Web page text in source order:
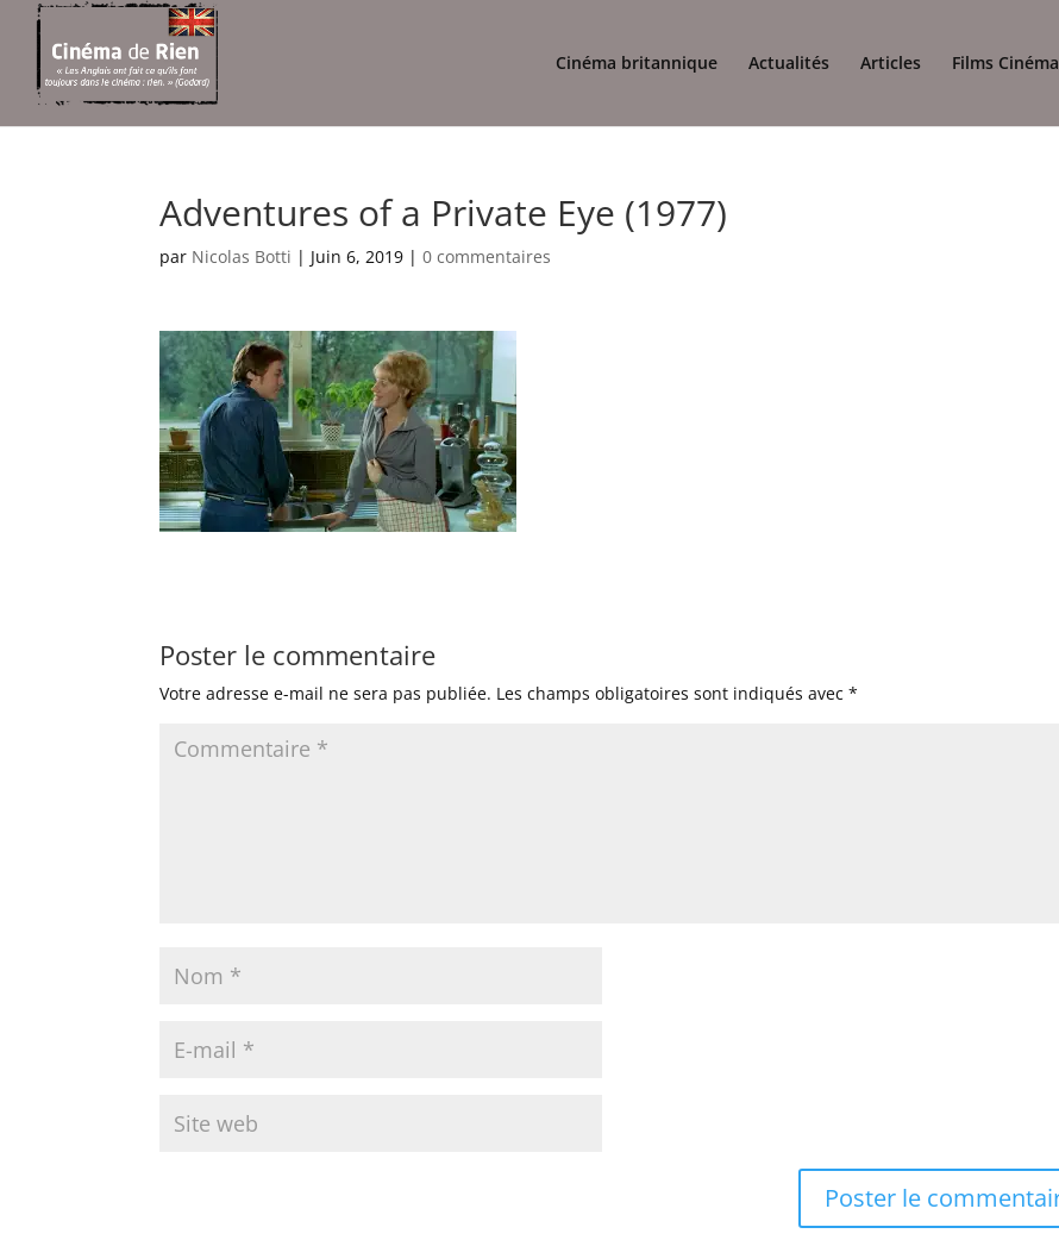
Cinéma britannique Actualités Articles Films Cinéma
Adventures of a Private Eye (1977)
par Nicolas Botti | Juin 6, 2019 |0 commentaires
Poster le commentaire
Votre adresse e-mail ne sera pas publiée. Les champs obligatoires sont indiqués avec*